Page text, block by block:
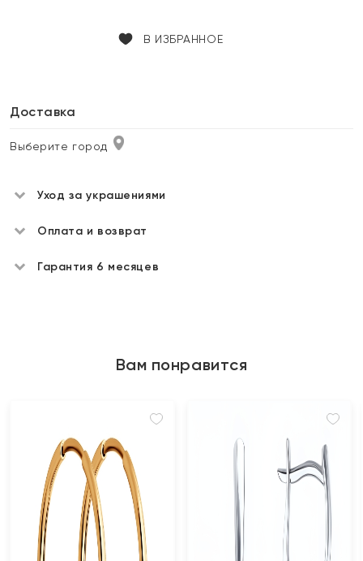
В ИЗБРАННОЕ
Доставка
Выберите город
Уход за украшениями
Оплата и возврат
Гарантия 6 месяцев
Вам понравится